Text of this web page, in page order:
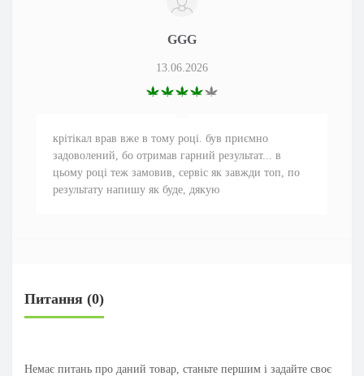
GGG
13.06.2026
крітікал врав вже в тому році. був приємно
задоволений, бо отримав гарний результат... в
цьому році теж замовив, сервіс як завжди топ, по
результату напишу як буде, дякую
Питання (0)
Немає питань про даний товар, станьте першим і задайте своє